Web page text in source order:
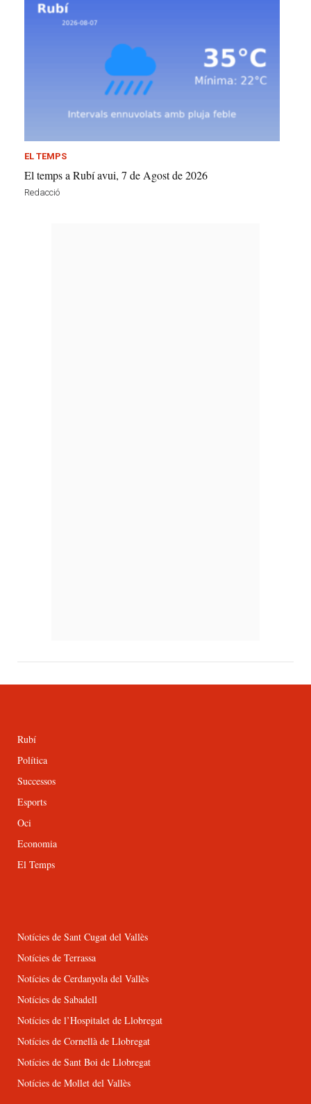
EL TEMPS
El temps a Rubí avui, 7 de Agost de 2026
Redacció
Rubí
Política
Successos
Esports
Oci
Economia
El Temps
Notícies de Sant Cugat del Vallès
Notícies de Terrassa
Notícies de Cerdanyola del Vallès
Notícies de Sabadell
Notícies de l’Hospitalet de Llobregat
Notícies de Cornellà de Llobregat
Notícies de Sant Boi de Llobregat
Notícies de Mollet del Vallès